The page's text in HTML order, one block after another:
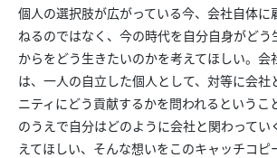
個人の選択肢が広がっている今、会社自体に
ねるのではなく、今の時代を自分自身がど
からをどう生きたいのかを考えてほしい。会
は、一人の自立した個人として、対等に会社
ニティにどう貢献するかを問われるというこ
のうえで自分はどのように会社と関わってい
えてほしい、そんな想いをこのキャッチコピ